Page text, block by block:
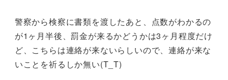
警察から検察に書類を渡したあと、点数がわかるの
が1ヶ月半後、罰金が来るかどうかは3ヶ月程度だけ
ど、こちらは連絡が来ないらしいので、連絡が来な
いことを祈るしか無い(T_T)